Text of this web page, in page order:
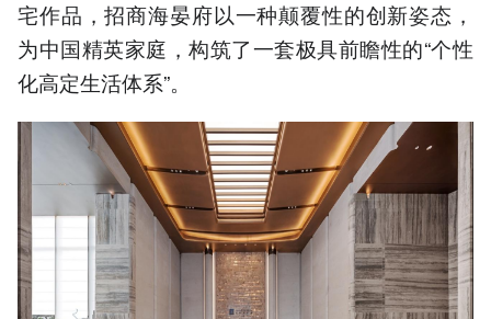
宅作品，招商海晏府以一种颠覆性的创新姿态，
为中国精英家庭，构筑了一套极具前瞻性的“个性
化高定生活体系”。